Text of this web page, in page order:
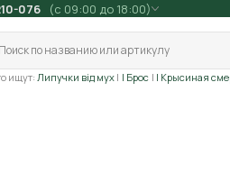
076 (с 09:00 до 18:00)
ищут: Липучки від мух | Брос | Крысиная